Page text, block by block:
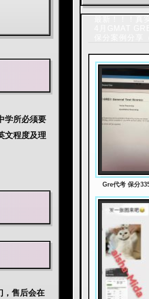
学所必须要
文程度及理
，售后会在
Gre代考 保分